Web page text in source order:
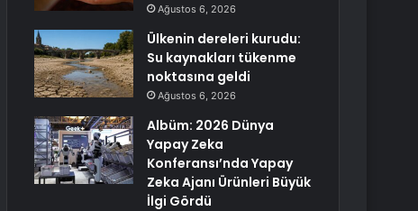
Ağustos 6, 2026
Ülkenin dereleri kurudu:
Su kaynakları tükenme
noktasına geldi
Ağustos 6, 2026
Albüm: 2026 Dünya
Yapay Zeka
Konferansı’nda Yapay
Zeka Ajanı Ürünleri Büyük
İlgi Gördü